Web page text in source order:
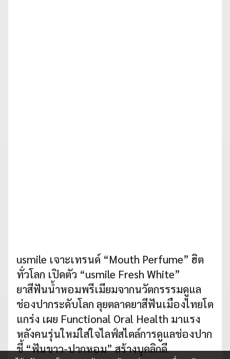
usmile เจาะเทรนด์ “Mouth Perfume” ฮิต
ทั่วโลก เปิดตัว “usmile Fresh White”
ยาสีฟันน้ำหอมพรีเมียมจากนวัตกรรรมดูแล
ช่องปากระดับโลก ลุยตลาดยาสีฟันเมืองไทยโต
แกร่ง เผย Functional Oral Health มาแรง
หลังคนรุ่นใหม่ใส่ใจไลฟ์สไตล์การดูแลช่องปาก
ชี้ “ฟันขาว-ปากหอม” สร้างบุคลิกดี